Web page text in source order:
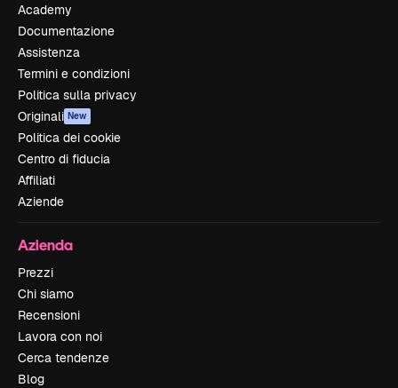
Academy
Documentazione
Assistenza
Termini e condizioni
Politica sulla privacy
Originali New
Politica dei cookie
Centro di fiducia
Affiliati
Aziende
Azienda
Prezzi
Chi siamo
Recensioni
Lavora con noi
Cerca tendenze
Blog